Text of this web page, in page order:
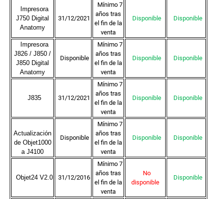
Impresora
J750 Digital
Anatomy
31/12/2021
Mínimo 7
años tras
el fin de la
venta
Disponible Disponible
Impresora
J826 / J850 /
J850 Digital
Anatomy
Disponible
Mínimo 7
años tras
el fin de la
venta
Disponible Disponible
J835 31/12/2021
Mínimo 7
años tras
el fin de la
venta
Disponible Disponible
Actualización
de Objet1000
a J4100
Disponible
Mínimo 7
años tras
el fin de la
venta
Disponible Disponible
Objet24 V2.0 31/12/2016
Mínimo 7
años tras
el fin de la
venta
No
disponible
Disponible